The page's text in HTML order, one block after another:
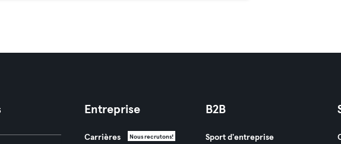
Entreprise
Carrières Nous recrutons!
B2B
Sport d'entreprise